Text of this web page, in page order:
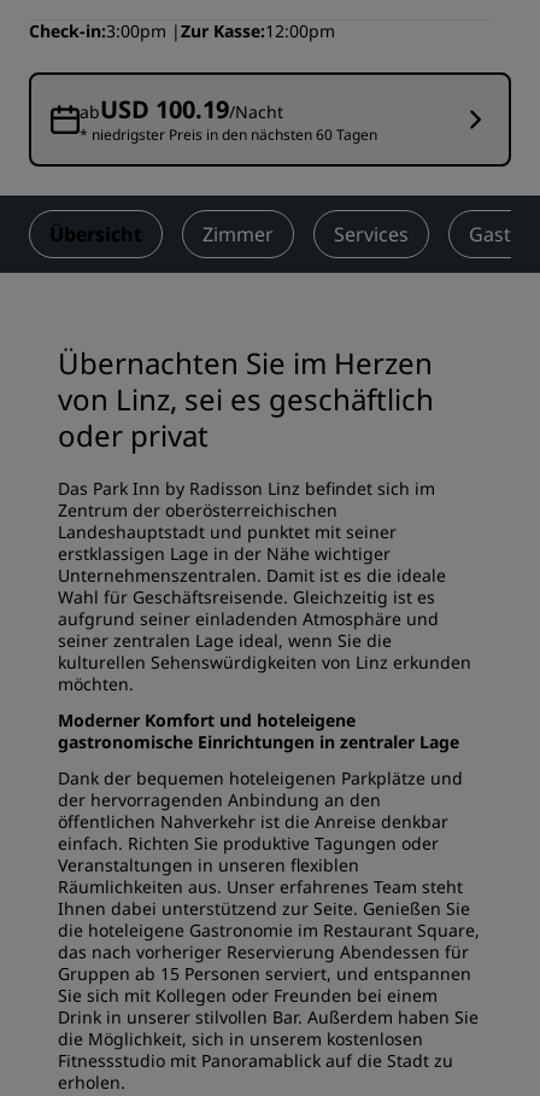
Check-in 3:00pm Zur Kasse 12:00pm
abUSD 100.19/Nacht
* niedrigster Preis in den nächsten 60 Tagen
Übersicht Zimmer Services
Übernachten Sie im Herzen
von Linz, sei es geschäftlich
oder privat
Das Park Inn by Radisson Linz befindet sich im
Zentrum der oberösterreichischen
Landeshauptstadt und punktet mit seiner
erstklassigen Lage in der Nähe wichtiger
Unternehmenszentralen. Damit ist es die ideale
Wahl für Geschäftsreisende. Gleichzeitig ist es
aufgrund seiner einladenden Atmosphäre und
seiner zentralen Lage ideal, wenn Sie die
kulturellen Sehenswürdigkeiten von Linz erkunden
möchten.
Moderner Komfort und hoteleigene
gastronomische Einrichtungen in zentraler Lage
Dank der bequemen hoteleigenen Parkplätze und
der hervorragenden Anbindung an den
öffentlichen Nahverkehr ist die Anreise denkbar
einfach. Richten Sie produktive Tagungen oder
Veranstaltungen in unseren flexiblen
Räumlichkeiten aus. Unser erfahrenes Team steht
Ihnen dabei unterstützend zur Seite. Genießen Sie
die hoteleigene Gastronomie im Restaurant Square,
das nach vorheriger Reservierung Abendessen für
Gruppen ab 15 Personen serviert, und entspannen
Sie sich mit Kollegen oder Freunden bei einem
Drink in unserer stilvollen Bar. Außerdem haben Sie
die Möglichkeit, sich in unserem kostenlosen
Fitnessstudio mit Panoramablick auf die Stadt zu
erholen.